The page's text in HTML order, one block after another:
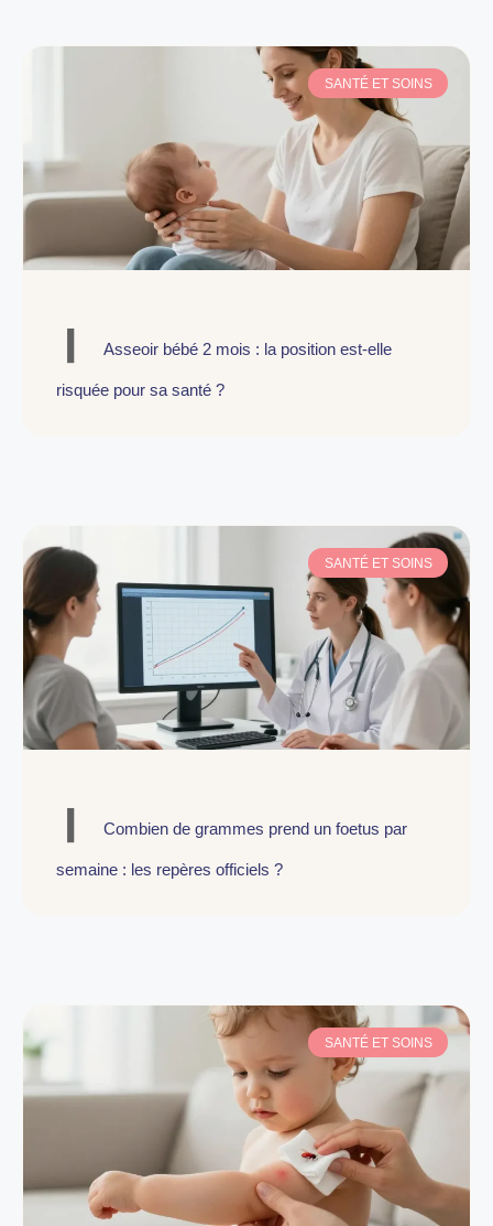
SANTÉ ET SOINS
Asseoir bébé 2 mois : la position est-elle
risquée pour sa santé ?
SANTÉ ET SOINS
Combien de grammes prend un foetus par
semaine : les repères officiels ?
SANTÉ ET SOINS